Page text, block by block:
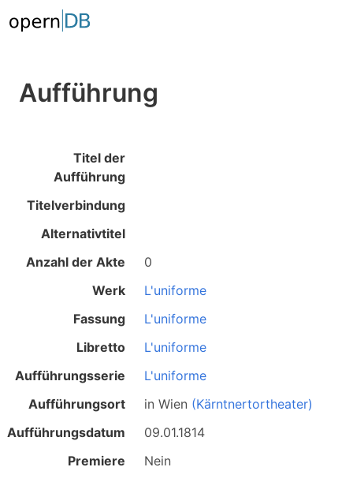
Aufführung
Titel der
Aufführung
Titelverbindung
Alternativtitel
Anzahl der Akte
0
Werk
L'uniforme
Fassung
L'uniforme
Libretto
L'uniforme
Aufführungsserie
L'uniforme
Aufführungsort
inWien (Kärntnertortheater)
Aufführungsdatum
09.01.1814
Premiere
Nein